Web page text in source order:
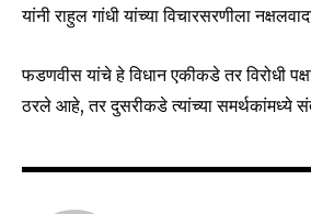
I've read and accept the Privacy Policy
Fans
यांनी राहुल गांधी यांच्या विचारसरणीला
फडणवीस यांचे हे विधान एकीकडे तर विरोधी
ठरले आहे, तर दुसरीकडे त्यांच्या समर्थकांमध्ये